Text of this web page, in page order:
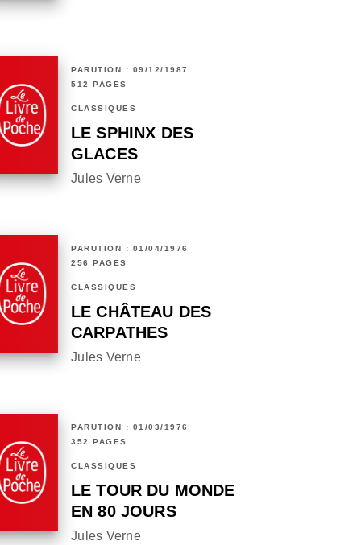
PARUTION : 09/12/1987
512 PAGES
CLASSIQUES
LE SPHINX DES
GLACES
Jules Verne
PARUTION : 01/04/1976
256 PAGES
CLASSIQUES
LE CHÂTEAU DES
CARPATHES
Jules Verne
PARUTION : 01/03/1976
352 PAGES
CLASSIQUES
LE TOUR DU MONDE
EN 80 JOURS
Jules Verne